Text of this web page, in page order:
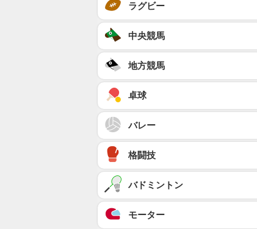
ラグビー
中央競馬
地方競馬
卓球
バレー
格闘技
バドミントン
モーター